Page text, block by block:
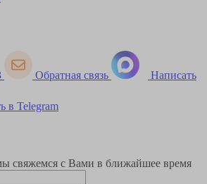
Обратная связь Написать
в Telegram
свяжемся с Вами в ближайшее время